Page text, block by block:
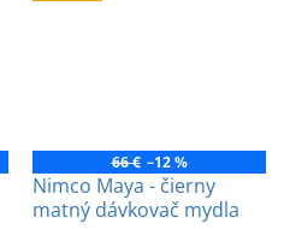
66 € –12 %
Nimco Maya - čierny
matný dávkovač mydla